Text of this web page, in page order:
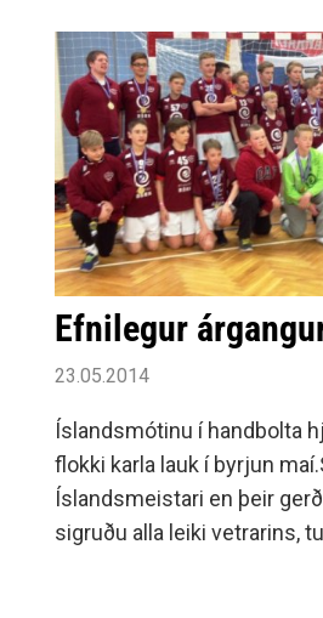
Efnilegur
23.05.2014
Íslandsmótinu í handbolta
flokki karla lauk í byrjun
Íslandsmeistari en þeir
sigruðu alla leiki vetrarins,